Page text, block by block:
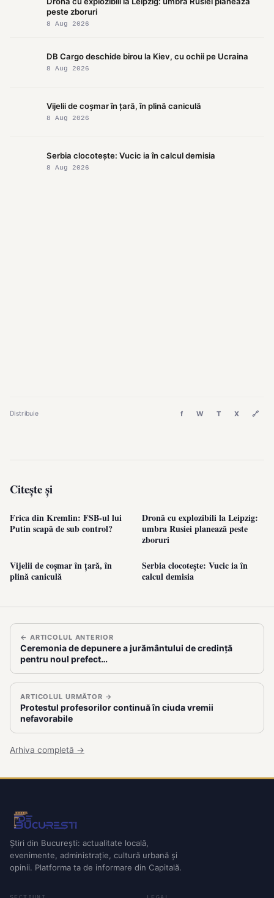
peste zboruri
8 Aug 2026
DB Cargo deschide birou la Kiev, cu ochii pe Ucraina
8 Aug 2026
Vijelii de coșmar în țară, în plină caniculă
8 Aug 2026
Serbia clocotește: Vucic ia în calcul demisia
8 Aug 2026
Distribuie f W T X 🔗
Citește și
Frica din Kremlin: FSB-ul lui
Putin scapă de sub control?
Dronă cu explozibili la Leipzig:
umbra Rusiei planează peste
zboruri
Vijelii de coșmar în țară, în
plină caniculă
Serbia clocotește: Vucic ia în
calcul demisia
← ARTICOLUL ANTERIOR
Ceremonia de depunere a jurământului de credință
pentru noul prefect…
ARTICOLUL URMĂTOR →
Protestul profesorilor continuă în ciuda vremii
nefavorabile
Arhiva completă →
Știri din București: actualitate locală,
evenimente, administrație, cultură urbană și
opinii. Platforma ta de informare din Capitală.